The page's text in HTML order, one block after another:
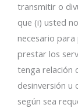
transmitir o
que (i) usted
necesario
prestar los
tenga relación
desinversión
según sea